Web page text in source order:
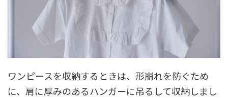
ワンピースを収納するときは、形崩れを防ぐため
に、肩に厚みのあるハンガーに吊るして収納しまし